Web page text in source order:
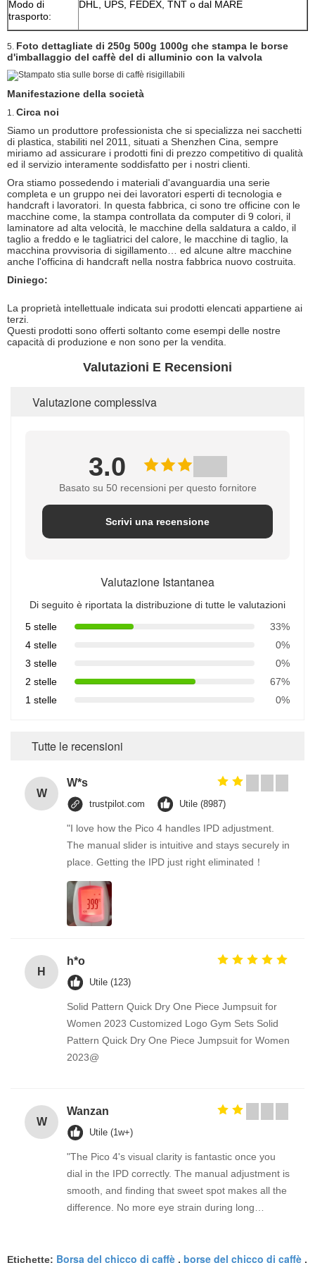
Modo di
trasporto:
DHL, UPS, FEDEX, TNT o dal MARE
5. Foto dettagliate di 250g 500g 1000g che stampa le borse
d'imballaggio del caffè del di alluminio con la valvola
Manifestazione della società
1. Circa noi
Siamo un produttore professionista che si specializza nei sacchetti
di plastica, stabiliti nel 2011, situati a Shenzhen Cina, sempre
miriamo ad assicurare i prodotti fini di prezzo competitivo di qualità
ed il servizio interamente soddisfatto per i nostri clienti.
Ora stiamo possedendo i materiali d'avanguardia una serie
completa e un gruppo nei dei lavoratori esperti di tecnologia e
handcraft i lavoratori. In questa fabbrica, ci sono tre officine con le
macchine come, la stampa controllata da computer di 9 colori, il
laminatore ad alta velocità, le macchine della saldatura a caldo, il
taglio a freddo e le tagliatrici del calore, le macchine di taglio, la
macchina provvisoria di sigillamento… ed alcune altre macchine
anche l'officina di handcraft nella nostra fabbrica nuovo costruita.
Diniego:
La proprietà intellettuale indicata sui prodotti elencati appartiene ai
terzi.
Questi prodotti sono offerti soltanto come esempi delle nostre
capacità di produzione e non sono per la vendita.
Valutazioni E Recensioni
Valutazione complessiva
3.0
Basato su 50 recensioni per questo fornitore
Scrivi una recensione
Valutazione Istantanea
Di seguito è riportata la distribuzione di tutte le valutazioni
5 stelle
33%
4 stelle
0%
3 stelle
0%
2 stelle
67%
1 stelle
0%
Tutte le recensioni
W
W*s
trustpilot.com Utile (8987)
"I love how the Pico 4 handles IPD adjustment.
The manual slider is intuitive and stays securely in
place. Getting the IPD just right eliminated！
H
h*o
Utile (123)
Solid Pattern Quick Dry One Piece Jumpsuit for
Women 2023 Customized Logo Gym Sets Solid
Pattern Quick Dry One Piece Jumpsuit for Women
2023@
W
Wanzan
Utile (1w+)
"The Pico 4's visual clarity is fantastic once you
dial in the IPD correctly. The manual adjustment is
smooth, and finding that sweet spot makes all the
difference. No more eye strain during long
fantastic once you dial in the IPD correctly. The
Etichette: Borsa del chicco di caffè , borse del chicco di caffè ,